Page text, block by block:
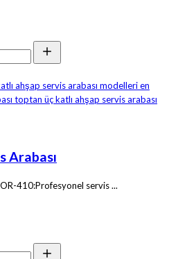
Arabası
410:Profesyonel servis ...